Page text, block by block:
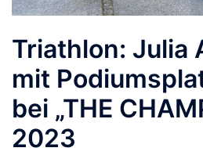
Triathlon: Julia
mit
bei „THE
2023